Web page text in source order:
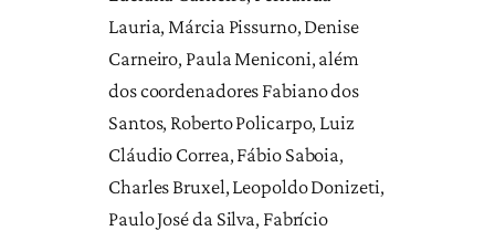
Lauria, Márcia Pissurno, Denise
Carneiro, Paula Meniconi, além
dos coordenadores Fabiano dos
Santos, Roberto Policarpo, Luiz
Cláudio Correa, Fábio Saboia,
Charles Bruxel, Leopoldo Donizeti,
Paulo José da Silva, Fabrício